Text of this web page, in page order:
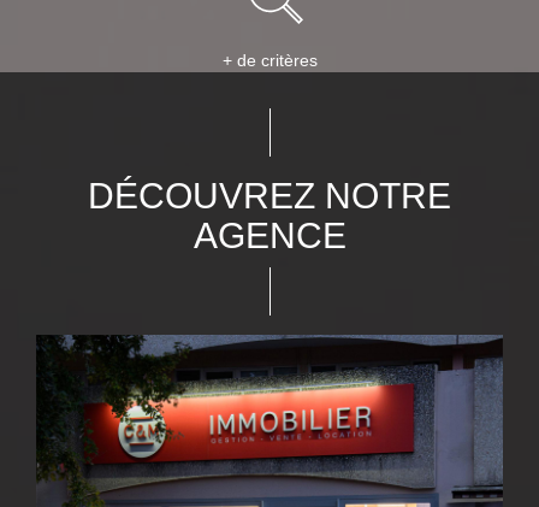
+ de critères
DÉCOUVREZ NOTRE
AGENCE